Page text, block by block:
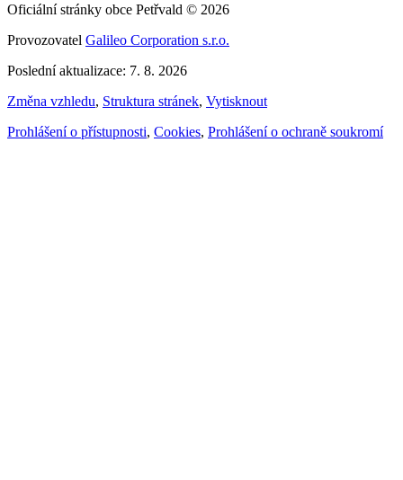
Oficiální stránky obce Petřvald © 2026
Provozovatel Galileo Corporation s.r.o.
Poslední aktualizace: 7. 8. 2026
Změna vzhledu, Struktura stránek, Vytisknout
Prohlášení o přístupnosti, Cookies, Prohlášení o ochraně soukromí